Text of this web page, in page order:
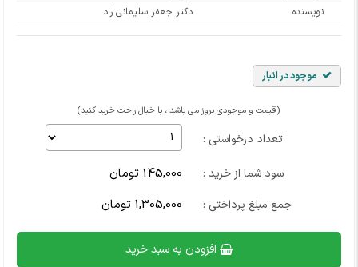
نویسنده
دکتر جعفر سلیمانی راد
موجود در انبار
(قیمت و موجودی بروز می باشد ، با خیال راحت خرید کنید)
تعداد درخواستی :
سود شما از خرید : 145,000 تومان
جمع مبلغ پرداختی : 1,305,000 تومان
افزودن به سبد خرید